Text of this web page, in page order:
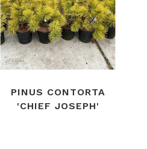
PINUS CONTORTA
'CHIEF JOSEPH'